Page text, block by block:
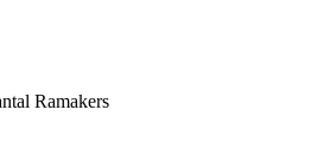
Ramakers